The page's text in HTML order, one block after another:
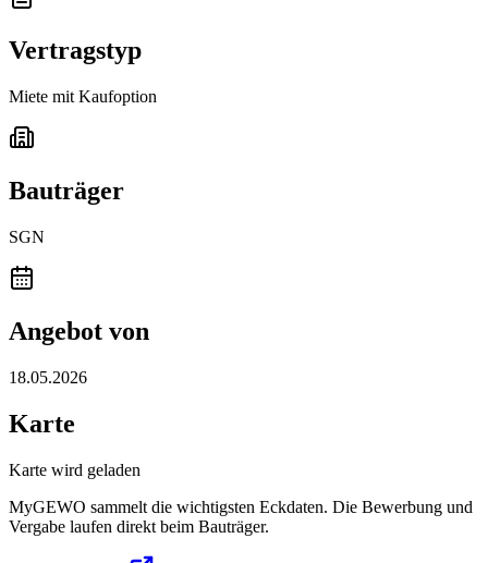
Vertragstyp
Miete mit Kaufoption
Bauträger
SGN
Angebot von
18.05.2026
Karte
Karte wird geladen
MyGEWO sammelt die wichtigsten Eckdaten. Die Bewerbung und
Vergabe laufen direkt beim Bauträger.